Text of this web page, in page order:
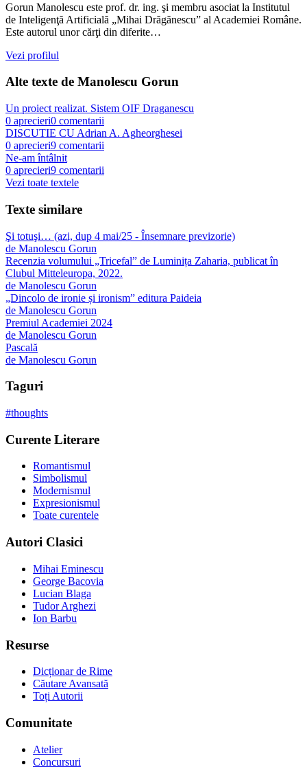
Gorun Manolescu este prof. dr. ing. şi membru asociat la Institutul
de Inteligenţă Artificială „Mihai Drăgănescu” al Academiei Române.
Este autorul unor cărţi din diferite…
Vezi profilul
Alte texte de Manolescu Gorun
Un proiect realizat. Sistem OIF Draganescu
0 aprecieri0 comentarii
DISCUTIE CU Adrian A. Agheorghesei
0 aprecieri9 comentarii
Ne-am întâlnit
0 aprecieri9 comentarii
Vezi toate textele
Texte similare
Şi totuşi… (azi, dup 4 mai/25 - Însemnare previzorie)
de Manolescu Gorun
Recenzia volumului „Tricefal” de Luminița Zaharia, publicat în
Clubul Mitteleuropa, 2022.
de Manolescu Gorun
„Dincolo de ironie și ironism” editura Paideia
de Manolescu Gorun
Premiul Academiei 2024
de Manolescu Gorun
Pascală
de Manolescu Gorun
Taguri
#thoughts
Curente Literare
Romantismul
Simbolismul
Modernismul
Expresionismul
Toate curentele
Autori Clasici
Mihai Eminescu
George Bacovia
Lucian Blaga
Tudor Arghezi
Ion Barbu
Resurse
Dicționar de Rime
Căutare Avansată
Toți Autorii
Comunitate
Atelier
Concursuri